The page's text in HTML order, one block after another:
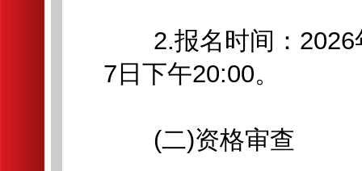
2.报名时间：2026
7日下午20:00。
(二)资格审查